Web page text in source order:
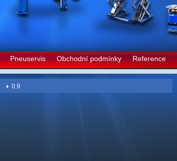
Pneuservis Obchodní podmínky Reference
0.9